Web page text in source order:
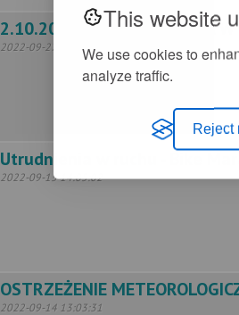
This website
We use cookies to
analyze traffic.
Reject
2.10.2022 R. - UTRUDNIENIA W
2022-09-27 10:27:50
Utrudnienia w ruchu - Bike
2022-09-15 14:05:02
OSTRZEŻENIE
2022-09-14 13:03:31